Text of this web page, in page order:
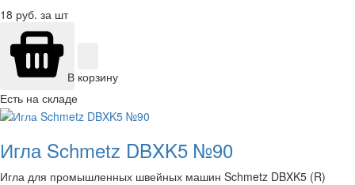
18 руб. за шт
В корзину
Есть на складе
Игла Schmetz DBXK5 №90
Игла для промышленных швейных машин Schmetz DBXK5 (R)